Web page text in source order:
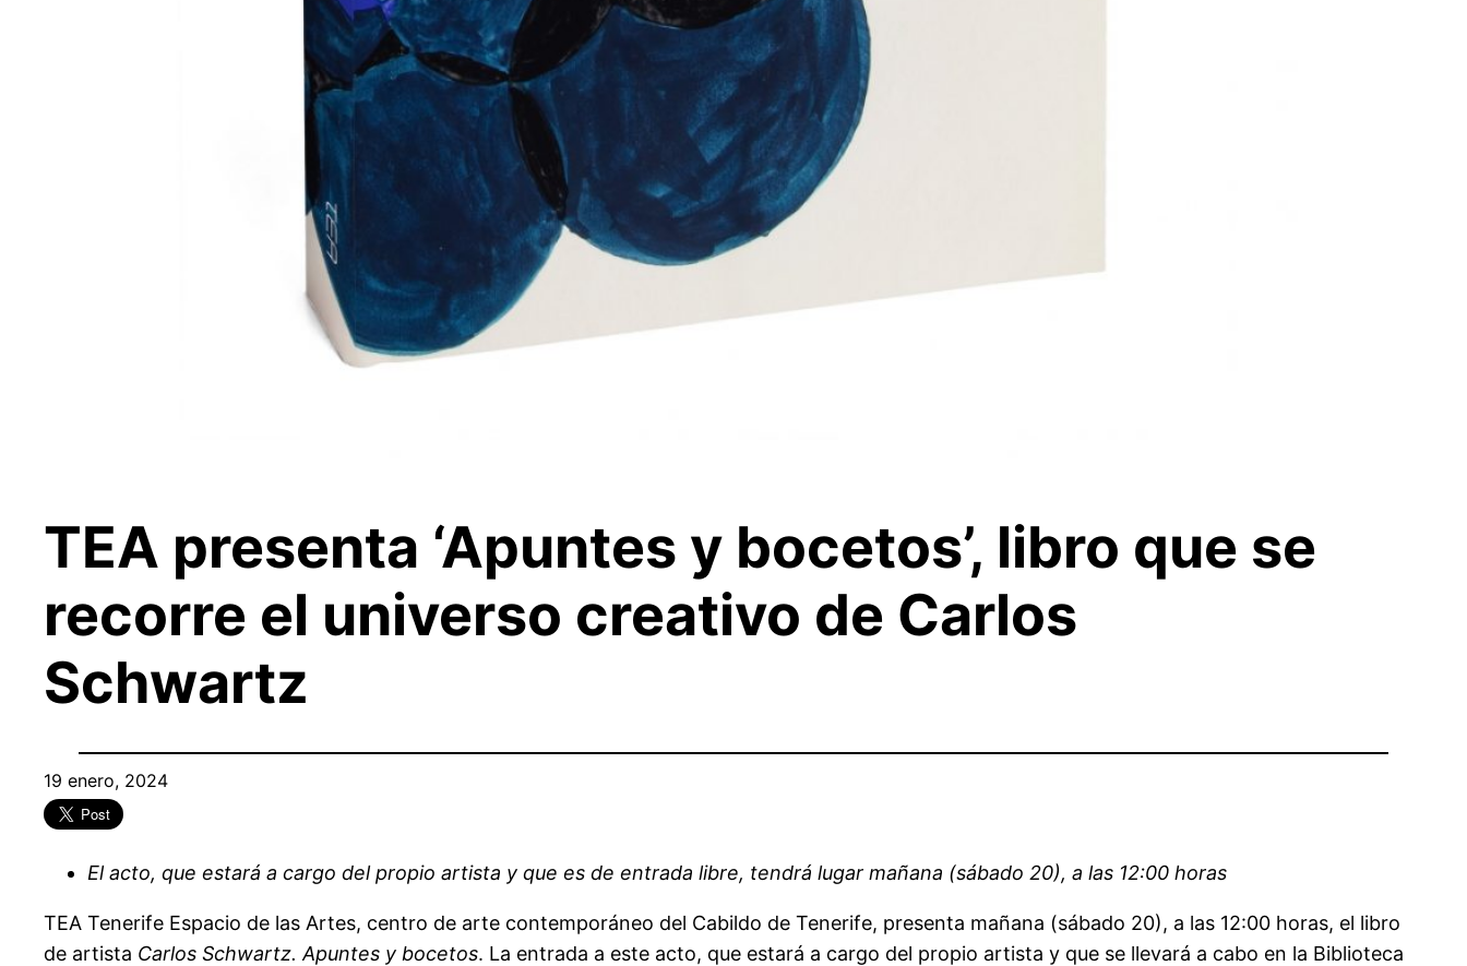
TEA presenta ‘Apuntes y bocetos’, libro que se
recorre el universo creativo de Carlos
Schwartz
19 enero, 2024
El acto, que estará a cargo del propio artista y que es de entrada libre, tendrá lugar mañana (sábado 20), a las 12:00 horas
TEA Tenerife Espacio de las Artes, centro de arte contemporáneo del Cabildo de Tenerife, presenta mañana (sábado 20), a las 12:00 horas, el libro
de artista Carlos Schwartz. Apuntes y bocetos. La entrada a este acto, que estará a cargo del propio artista y que se llevará a cabo en la Biblioteca